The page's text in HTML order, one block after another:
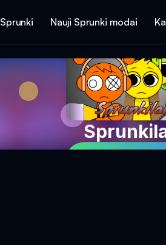
Sprunki Nauji Sprunki modai